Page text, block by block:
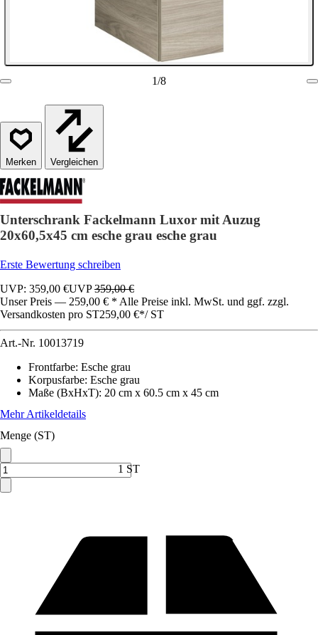
1/8
Vergleichen
Unterschrank Fackelmann Luxor mit Auzug
20x60,5x45 cm esche grau esche grau
Erste Bewertung schreiben
UVP: 359,00 €UVP359,00 €
Unser Preis — 259,00 € * Alle Preise inkl. MwSt. und ggf. zzgl.
Versandkosten pro ST259,00 €*/ ST
Art.-Nr. 10013719
Frontfarbe: Esche grau
Korpusfarbe: Esche grau
Maße (BxHxT): 20 cm x 60.5 cm x 45 cm
Mehr Artikeldetails
Menge (ST)
1 ST